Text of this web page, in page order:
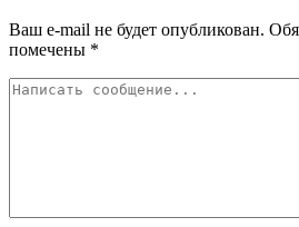
Ваш e-mail не будет опубликован.
помечены *